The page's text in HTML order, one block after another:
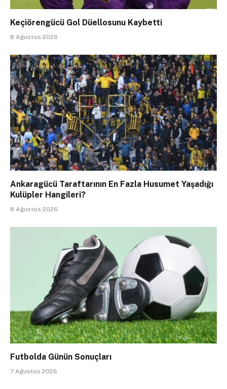
Keçiörengücü Gol Düellosunu Kaybetti
8 Ağustos 2026
Ankaragücü Taraftarının En Fazla Husumet Yaşadığı
Kulüpler Hangileri?
8 Ağustos 2026
Futbolda Günün Sonuçları
7 Ağustos 2026